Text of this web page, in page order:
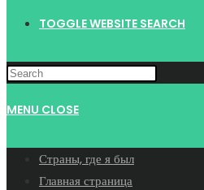
TOGGLE WEBSITE SEARCH
MENU CLOSE
Страны, где я был
Главная страница